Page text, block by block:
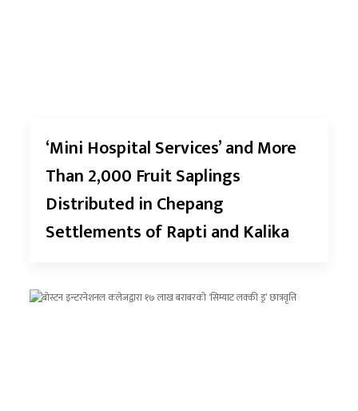
‘Mini Hospital Services’ and More
Than 2,000 Fruit Saplings
Distributed in Chepang
Settlements of Rapti and Kalika